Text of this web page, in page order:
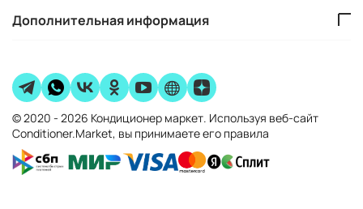
Дополнительная информация
© 2020 - 2026 Кондиционер маркет. Используя веб-сайт
Conditioner.Market, вы принимаете его правила